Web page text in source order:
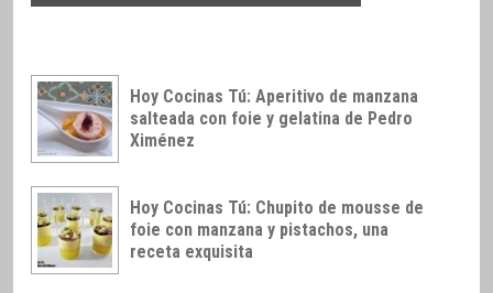
Hoy Cocinas Tú: Aperitivo de manzana
salteada con foie y gelatina de Pedro
Ximénez
Hoy Cocinas Tú: Chupito de mousse de
foie con manzana y pistachos, una
receta exquisita